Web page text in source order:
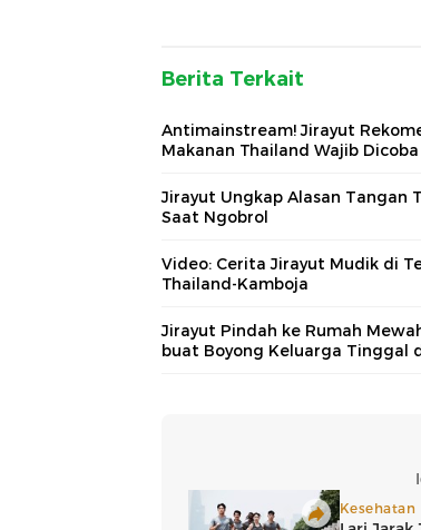
Berita Terkait
Antimainstream! Jirayut
Makanan Thailand Wajib Dicoba
Jirayut Ungkap Alasan Tangan
Saat Ngobrol
Video: Cerita Jirayut Mudik di
Thailand-Kamboja
Jirayut Pindah ke Rumah
buat Boyong Keluarga Tinggal